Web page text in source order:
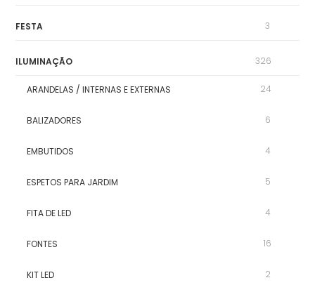
FESTA 3
ILUMINAÇÃO 326
ARANDELAS / INTERNAS E EXTERNAS 24
BALIZADORES 6
EMBUTIDOS 4
ESPETOS PARA JARDIM 5
FITA DE LED 4
FONTES 16
KIT LED 2